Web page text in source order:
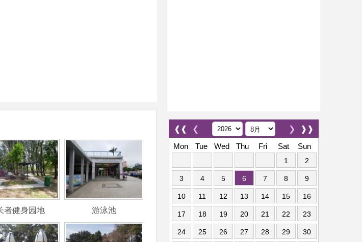
者健身园地 游泳池
❰❰ ❮ ❱❱
❯
Mon
Tue Wed Thu Fri Sat Sun
1 2
3 4 5 6 7 8 9
10 11 12 13 14 15 16
17 18 19 20 21 22 23
24 25 26 27 28 29 30